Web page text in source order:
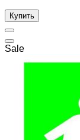
Купить
Sale